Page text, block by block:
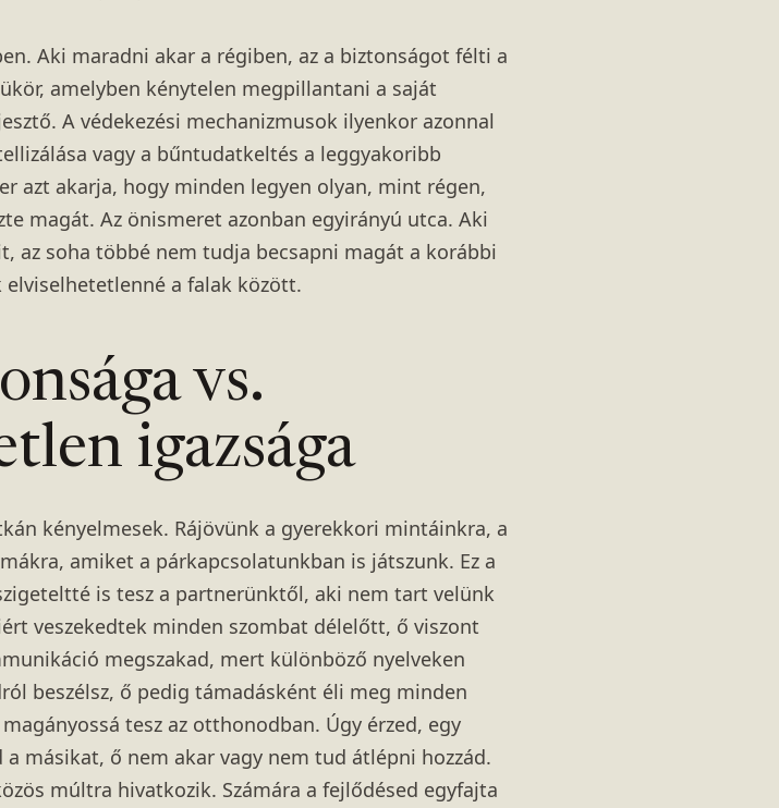
Aki maradni akar a régiben, az a biztonságot félti a
amelyben kénytelen megpillantani a saját
A védekezési mechanizmusok ilyenkor azonnal
vagy a bűntudatkeltés a leggyakoribb
azt akarja, hogy minden legyen olyan, mint régen,
magát. Az önismeret azonban egyirányú utca. Aki
az soha többé nem tudja becsapni magát a korábbi
elviselhetetlenné a falak között.
vs.
igazsága
kényelmesek. Rájövünk a gyerekkori mintáinkra, a
amiket a párkapcsolatunkban is játszunk. Ez a
is tesz a partnerünktől, aki nem tart velünk
veszekedtek minden szombat délelőtt, ő viszont
megszakad, mert különböző nyelveken
beszélsz, ő pedig támadásként éli meg minden
tesz az otthonodban. Úgy érzed, egy
másikat, ő nem akar vagy nem tud átlépni hozzád.
múltra hivatkozik. Számára a fejlődésed egyfajta